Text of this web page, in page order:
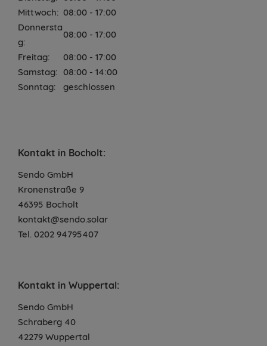
Mittwoch: 08:00 - 17:00
Donnersta
g:
08:00 - 17:00
Freitag:
08:00 - 17:00
Samstag: 08:00 - 14:00
Sonntag:
geschlossen
Kontakt in Bocholt:
Sendo GmbH
Kronenstraße 9
46395 Bocholt
kontakt@sendo.solar
Tel. 0202 94795407
Kontakt in Wuppertal:
Sendo GmbH
Schraberg 40
42279 Wuppertal